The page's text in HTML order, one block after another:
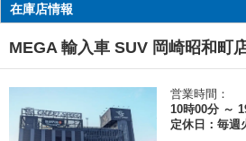
在庫店情報
MEGA 輸入車 SUV 岡崎昭和町
営業時間：
10時00分 ～
定休日：毎週